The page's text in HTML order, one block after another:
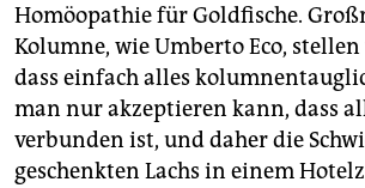
Homöopathie für Goldfische.
Kolumne, wie Umberto Eco, stellen
dass einfach alles
man nur akzeptieren kann, dass
verbunden ist, und daher die
geschenkten Lachs in einem